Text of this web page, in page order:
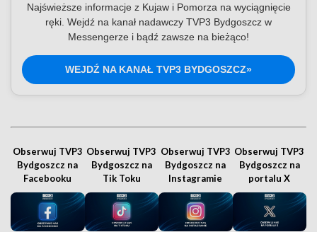
Najświeższe informacje z Kujaw i Pomorza na wyciągnięcie
ręki. Wejdź na kanał nadawczy TVP3 Bydgoszcz w
Messengerze i bądź zawsze na bieżąco!
WEJDŹ NA KANAŁ TVP3 BYDGOSZCZ»
Obserwuj TVP3
Bydgoszcz na
Facebooku
Obserwuj TVP3
Bydgoszcz na
Tik Toku
Obserwuj TVP3
Bydgoszcz na
Instagramie
Obserwuj TVP3
Bydgoszcz na
portalu X